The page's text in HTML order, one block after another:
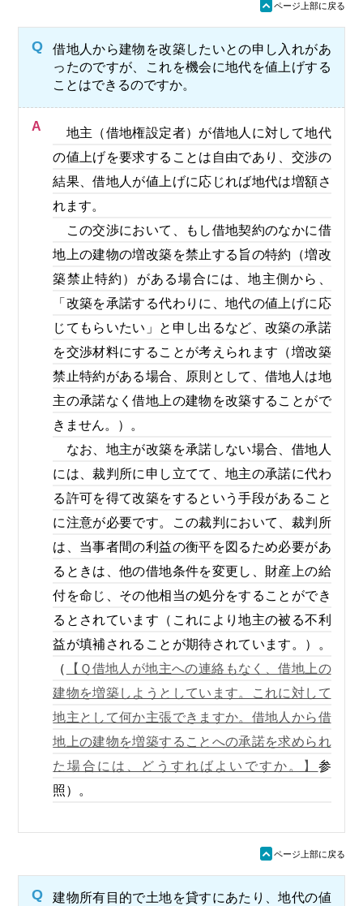
ü ページ上部に戻る
Q
借地人から建物を改築したいとの申し入れがあ
ったのですが、これを機会に地代を値上げする
ことはできるのですか。
A
地主（借地権設定者）が借地人に対して地代
の値上げを要求することは自由であり、交渉の
結果、借地人が値上げに応じれば地代は増額さ
れます。
この交渉において、もし借地契約のなかに借
地上の建物の増改築を禁止する旨の特約（増改
築禁止特約）がある場合には、地主側から、
「改築を承諾する代わりに、地代の値上げに応
じてもらいたい」と申し出るなど、改築の承諾
を交渉材料にすることが考えられます（増改築
禁止特約がある場合、原則として、借地人は地
主の承諾なく借地上の建物を改築することがで
きません。）。
なお、地主が改築を承諾しない場合、借地人
には、裁判所に申し立てて、地主の承諾に代わ
る許可を得て改築をするという手段があること
に注意が必要です。この裁判において、裁判所
は、当事者間の利益の衡平を図るため必要があ
るときは、他の借地条件を変更し、財産上の給
付を命じ、その他相当の処分をすることができ
るとされています（これにより地主の被る不利
益が填補されることが期待されています。）。
（
【Ｑ借地人が地主への連絡もなく、借地上の
建物を増築しようとしています。これに対して
地主として何か主張できますか。借地人から借
地上の建物を増築することへの承諾を求められ
た場合には、どうすればよいですか。】 参
照）。
ü ページ上部に戻る
Q
建物所有目的で土地を貸すにあたり、地代の値